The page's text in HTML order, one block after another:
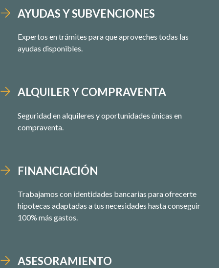
AYUDAS Y SUBVENCIONES
Expertos en trámites para que aproveches todas las
ayudas disponibles.
ALQUILER Y COMPRAVENTA
Seguridad en alquileres y oportunidades únicas en
compraventa.
FINANCIACIÓN
Trabajamos con identidades bancarias para ofrecerte
hipotecas adaptadas a tus necesidades hasta conseguir
100% más gastos.
ASESORAMIENTO